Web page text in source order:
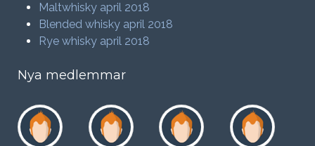
Maltwhisky april 2018
Blended whisky april 2018
Rye whisky april 2018
Nya medlemmar